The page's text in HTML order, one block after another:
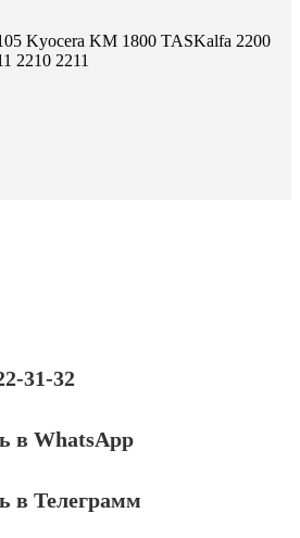
Kyocera KM 1800 TASKalfa 2200
2210 2211
31-32
в WhatsApp
в Телеграмм